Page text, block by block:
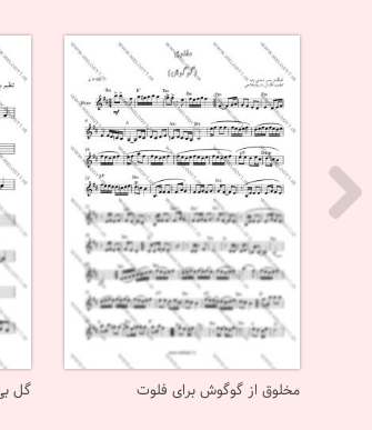
مخلوق از گوگوش برای فلوت گل